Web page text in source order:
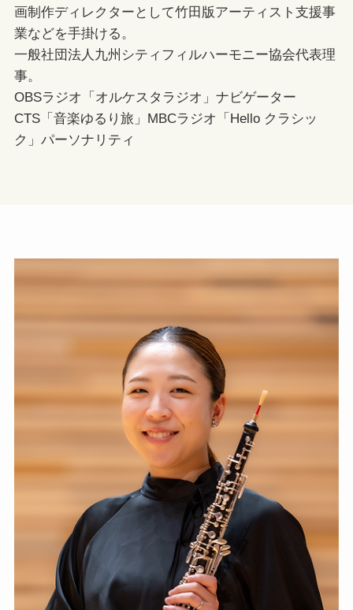
画制作ディレクターとして竹田版アーティスト支援事
業などを手掛ける。
一般社団法人九州シティフィルハーモニー協会代表理
事。
OBSラジオ「オルケスタラジオ」ナビゲーター
CTS「音楽ゆるり旅」MBCラジオ「Hello クラシッ
ク」​パーソナリティ